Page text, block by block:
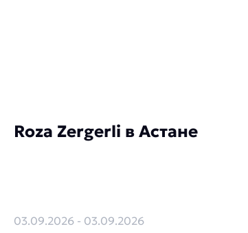
Roza Zergerli в Астане
03.09.2026 - 03.09.2026